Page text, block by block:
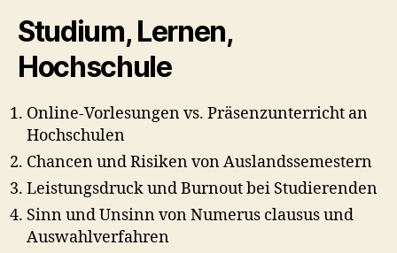
Studium, Lernen,
Hochschule
Online‑Vorlesungen vs. Präsenzunterricht an
Hochschulen
Chancen und Risiken von Auslandssemestern
Leistungsdruck und Burnout bei Studierenden
Sinn und Unsinn von Numerus clausus und
Auswahlverfahren